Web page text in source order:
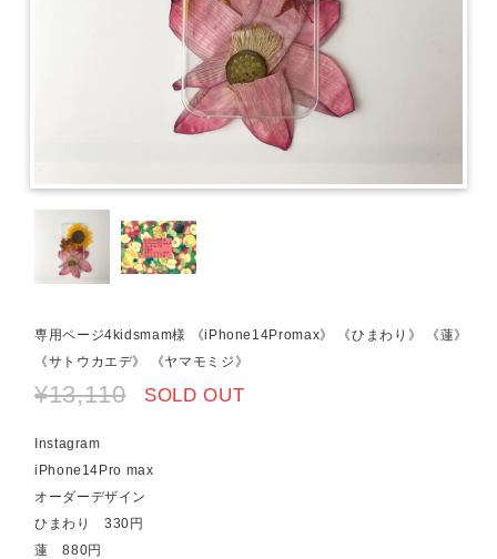
専用ページ4kidsmam様 《iPhone14Promax》 《ひまわり》 《蓮》
《サトウカエデ》 《ヤマモミジ》
¥13,110 SOLD OUT
Instagram
iPhone14Pro max
オーダーデザイン
ひまわり 330円
蓮 880円